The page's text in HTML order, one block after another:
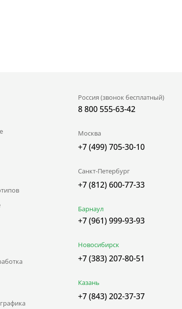
Россия (звонок бесплатный)
8 800 555-63-42
Москва
+7 (499) 705-30-10
Санкт-Петербург
+7 (812) 600-77-33
Барнаул
+7 (961) 999-93-93
Новосибирск
+7 (383) 207-80-51
Казань
+7 (843) 202-37-37